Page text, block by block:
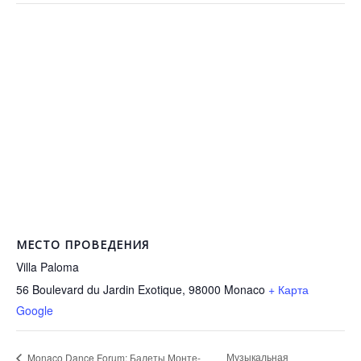
МЕСТО ПРОВЕДЕНИЯ
Villa Paloma
56 Boulevard du Jardin Exotique, 98000 Monaco + Карта
Google
Monaco Dance Forum: Балеты Монте- Музыкальная